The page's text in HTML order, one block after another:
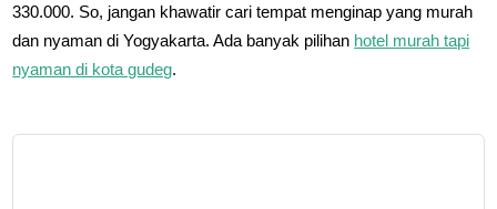
330.000. So, jangan khawatir cari tempat menginap yang murah
dan nyaman di Yogyakarta. Ada banyak pilihan hotel murah tapi
nyaman di kota gudeg.